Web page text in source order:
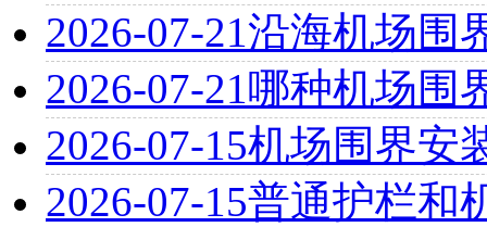
2026-07-21沿海机场围
2026-07-21哪种机场围
2026-07-15机场围界安
2026-07-15普通护栏和